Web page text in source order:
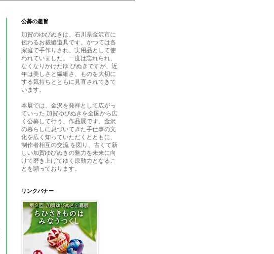
公募の趣旨
加賀のゆびぬきは、石川県金沢市に
伝わるお裁縫道具です。かつては各
家庭で手作りされ、実用品として使
われていました。一度は忘れられ、
なくなりかけたゆ びぬきですが、近
年は美しさと繊細さ、ものを大切に
する気持ちとともに見直されてきて
います。
本展では、金沢を発祥として広がっ
ていった 加賀ゆびぬきを全国から広
く公募して行う、作品展です。金沢
の暮らしに息づいてきた手仕事の文
化を広く知っていただくとともに、
制作者相互の交流 を図り、古くて新
しい加賀ゆびぬきの魅力を未来に向
けて磨き上げてゆく原動力となるこ
とを願っております。
リンクバナー